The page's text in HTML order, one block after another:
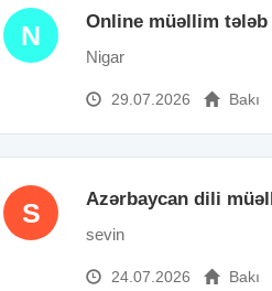
N Online müəllim
Nigar
29.07.2026 Bakı
S Azərbaycan dili
sevin
24.07.2026 Bakı